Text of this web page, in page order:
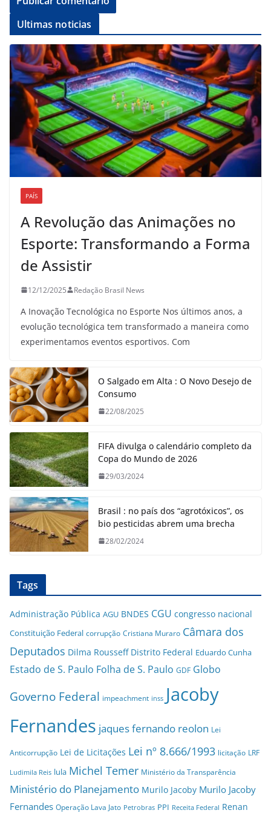
Ultimas noticias
PAÍS
A Revolução das Animações no
Esporte: Transformando a Forma
de Assistir
12/12/2025 Redação Brasil News
A Inovação Tecnológica no Esporte Nos últimos anos, a
evolução tecnológica tem transformado a maneira como
experimentamos eventos esportivos. Com
O Salgado em Alta : O Novo Desejo de
Consumo
22/08/2025
FIFA divulga o calendário completo da
Copa do Mundo de 2026
29/03/2024
Brasil : no país dos “agrotóxicos”, os
bio pesticidas abrem uma brecha
28/02/2024
Tags
Administração Pública AGU BNDES CGU congresso nacional
Constituição Federal corrupção Cristiana Muraro Câmara dos
Deputados Dilma Rousseff Distrito Federal Eduardo Cunha
Estado de S. Paulo Folha de S. Paulo GDF Globo
Governo Federal impeachment inss Jacoby
Fernandes jaques fernando reolon Lei
Anticorrupção Lei de Licitações Lei nº 8.666/1993 licitação LRF
Ludimila Reis lula Michel Temer Ministério da Transparência
Ministério do Planejamento Murilo Jacoby Murilo Jacoby
Fernandes Operação Lava Jato Petrobras PPI Receita Federal Renan